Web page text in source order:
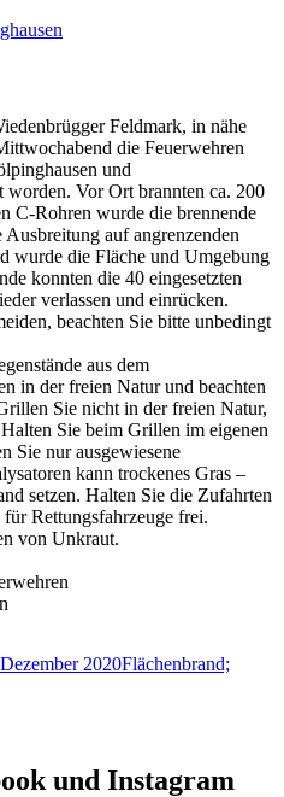
Feldmark, in nähe
die Feuerwehren
und
Vor Ort brannten ca. 200
C-Rohren wurde die brennende
auf angrenzenden
wurde die Fläche und Umgebung
konnten die 40 eingesetzten
verlassen und einrücken.
beachten Sie bitte unbedingt
aus dem
in der freien Natur und beachten
Sie nicht in der freien Natur,
Sie beim Grillen im eigenen
Sie nur ausgewiesene
kann trockenes Gras –
setzen. Halten Sie die Zufahrten
Rettungsfahrzeuge frei.
von Unkraut.
2020Schlagwörter
Flächenbrand;
und Instagram